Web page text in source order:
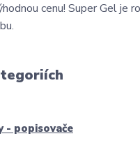
cenu! Super Gel
- popisovače